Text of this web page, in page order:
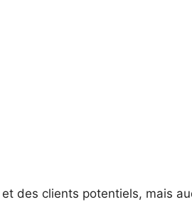
des clients potentiels, mais